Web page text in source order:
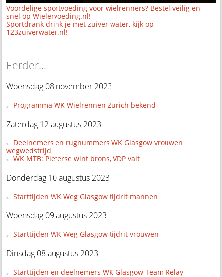
Voordelige sportvoeding voor wielrenners? Bestel veilig en
snel op Wielervoeding.nl!
Sportdrank drink je met zuiver water, kijk op
123zuiverwater.nl!
Eerder...
Woensdag 08 november 2023
Programma WK Wielrennen Zurich bekend
Zaterdag 12 augustus 2023
Deelnemers en rugnummers WK Glasgow vrouwen
wegwedstrijd
WK MTB: Pieterse wint brons, VDP valt
Donderdag 10 augustus 2023
Starttijden WK Weg Glasgow tijdrit mannen
Woensdag 09 augustus 2023
Starttijden WK Weg Glasgow tijdrit vrouwen
Dinsdag 08 augustus 2023
Starttijden en deelnemers WK Glasgow Team Relay